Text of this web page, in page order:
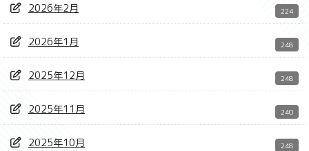
2026年2月 224
2026年1月 248
2025年12月 248
2025年11月 240
2025年10月 248